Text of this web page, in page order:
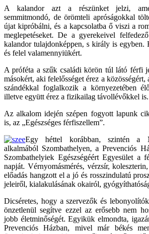
A kalandor azt a részünket jelzi,
semmitmondó, de örömteli apróságokkal
újat kipróbálni, és a kapcsolatba ő viszi a
meglepetéseket. De a gyerekeivel
kalandor tulajdonképpen, s király is egyben.
és felel valamennyiükért.
A próféta a szűk családi körön túl látó férfi
másokért, aki felelősséget érez a közösségért,
szándékkal foglalkozik a környezetében
illetve együtt érez a fizikailag távollévőkkel is.
Az alkalom idején szépen fogyott lapunk
is, az „Egészséges férfiszellem”.
Egy héttel korábban, szintén a
alkalmából Szombathelyen, a Prevenciós
Szombathelyiek Egészségéért Egyesület a
napját. Vérnyomásmérés, vérzsír,
előadás hangzott el a jó és rosszindulatú
jeleiről, kialakulásának okairól,
Dicséretes, hogy a szervezők és
önzetlenül segítve ezzel az erősebb nem
jobb életminőségét. Egyikük elmondta,
Prevenciós Házban, mivel már békés